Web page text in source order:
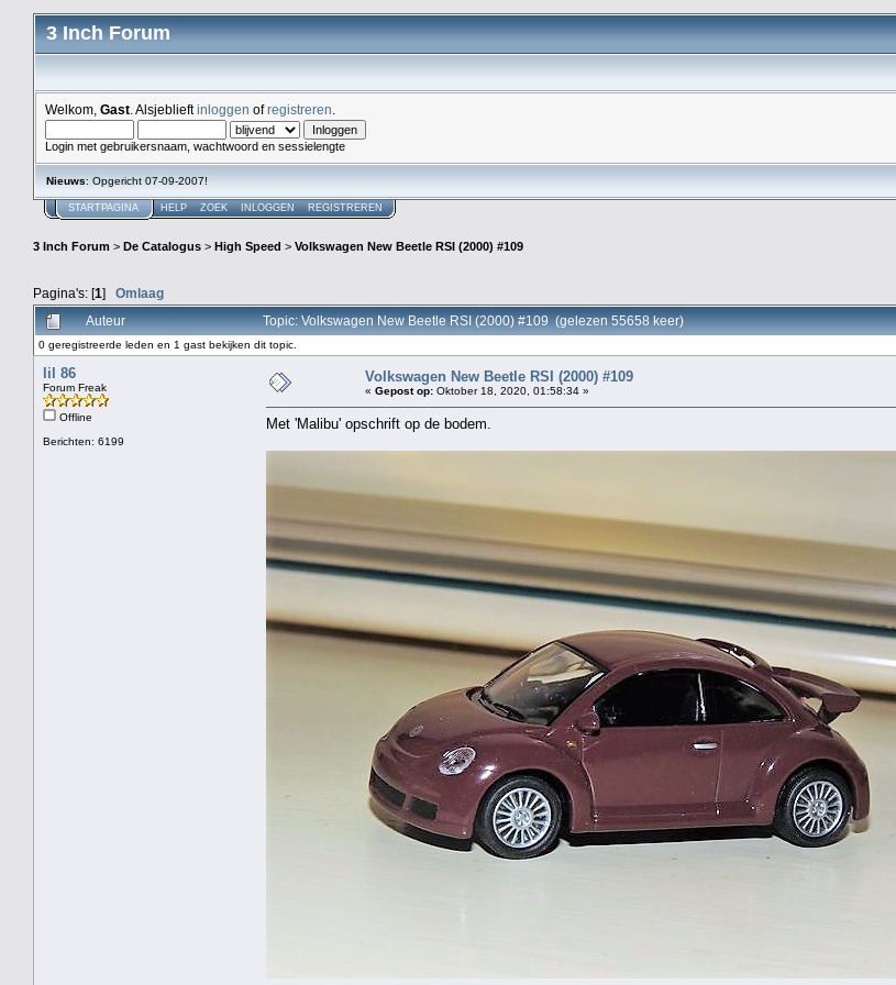
3 Inch Forum
Welkom, Gast . Alsjeblieftinloggen ofregistreren
Login met gebruikersnaam, wachtwoord en sessielengte
Nieuws: Opgericht 07-09-2007!
STARTPAGINA HELP ZOEK INLOGGEN REGISTREREN
3 Inch Forum > De Catalogus > High Speed > Volkswagen New Beetle RSI (2000) #109
Pagina's: [1] Omlaag
Auteur Topic: Volkswagen New Beetle RSI (2000) #109 (gelezen 55658 keer)
0 geregistreerde leden en 1 gast bekijken dit topic.
lil 86
Forum Freak
Offline
Berichten: 6199
Volkswagen New Beetle RSI (2000) #109
« Gepost op: Oktober 18, 2020, 01:58:34 »
Met 'Malibu' opschrift op de bodem.